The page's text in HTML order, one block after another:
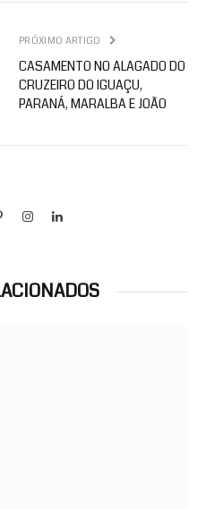
PRÓXIMO ARTIGO
CASAMENTO NO ALAGADO DO
CRUZEIRO DO IGUAÇU,
PARANÁ, MARALBA E JOÃO
PinterestInstagramLinkedIn